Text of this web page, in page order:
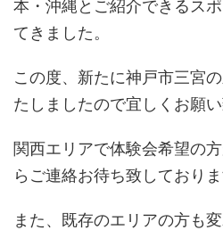
本・沖縄とご紹介できるス
てきました。
この度、新たに神戸市三宮
たしましたので宜しくお願い
関西エリアで体験会希望の
らご連絡お待ち致しておりま
また、既存のエリアの方も